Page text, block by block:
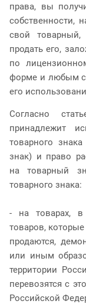
права, вы
собственности,
свой
продать его,
по
форме и любым
его
Согласно
принадлежит
товарного
знак) и право
на товарный
товарного знака:
- на товарах, в
товаров,
продаются,
или иным
территории
перевозятся с
Российской